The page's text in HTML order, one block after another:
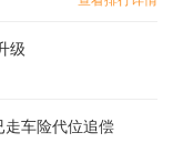
级
车险代位追偿